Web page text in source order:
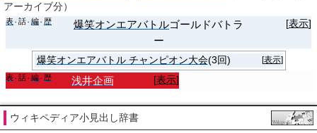
アーカイブ分）
[表示]
表 話 編 歴 爆笑オンエアバトルゴールドバトラ
ー
[表示]
爆笑オンエアバトル チャンピオン大会(3回)
[表示]
表 話 編 歴 浅井企画
ウィキペディア小見出し辞書